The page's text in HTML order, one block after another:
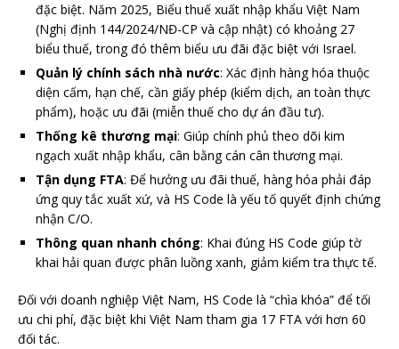
đặc biệt. Năm 2025, Biểu thuế xuất nhập khẩu Việt Nam
(Nghị định 144/2024/NĐ-CP và cập nhật) có khoảng 27
biểu thuế, trong đó thêm biểu ưu đãi đặc biệt với Israel.
Quản lý chính sách nhà nước: Xác định hàng hóa thuộc
diện cấm, hạn chế, cần giấy phép (kiểm dịch, an toàn thực
phẩm), hoặc ưu đãi (miễn thuế cho dự án đầu tư).
Thống kê thương mại: Giúp chính phủ theo dõi kim
ngạch xuất nhập khẩu, cân bằng cán cân thương mại.
Tận dụng FTA: Để hưởng ưu đãi thuế, hàng hóa phải đáp
ứng quy tắc xuất xứ, và HS Code là yếu tố quyết định chứng
nhận C/O.
Thông quan nhanh chóng: Khai đúng HS Code giúp tờ
khai hải quan được phân luồng xanh, giảm kiểm tra thực tế.
Đối với doanh nghiệp Việt Nam, HS Code là “chìa khóa” để tối
ưu chi phí, đặc biệt khi Việt Nam tham gia 17 FTA với hơn 60
đối tác.